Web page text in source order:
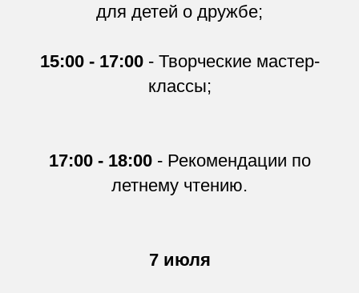
для детей о дружбе;
15:00 - 17:00- Творческие мастер-
классы;
17:00 - 18:00- Рекомендации по
летнему чтению.
7 июля